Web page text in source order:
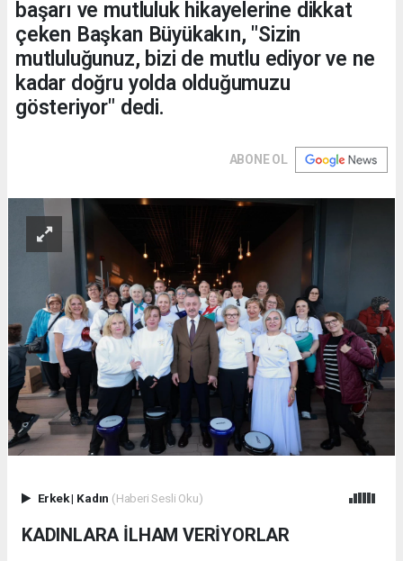
başarı ve mutluluk hikayelerine dikkat
çeken Başkan Büyükakın, "Sizin
mutluluğunuz, bizi de mutlu ediyor ve ne
kadar doğru yolda olduğumuzu
gösteriyor" dedi.
ABONE OL
Erkek| Kadın (Haberi Sesli Oku)
KADINLARA İLHAM VERİYORLAR